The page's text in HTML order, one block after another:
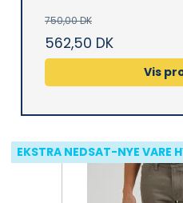
750,00 DK
562,50 DK
Vis
EKSTRA NEDSAT-NYE VARE